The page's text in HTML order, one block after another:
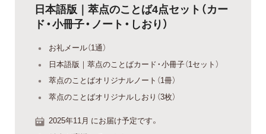
日本語版｜萃点のことば4点セット（カー
ド・小冊子・ノート・しおり）
お礼メール（1通）
日本語版｜萃点のことばカード・小冊子（1セット）
萃点のことばオリジナルノート（1冊）
萃点のことばオリジナルしおり（3枚）
2025年11月 にお届け予定です。